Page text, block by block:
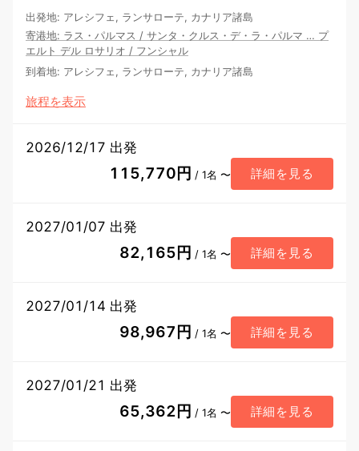
出発地: アレシフェ, ランサローテ, カナリア諸島
寄港地: ラス・パルマス / サンタ・クルス・デ・ラ・パルマ … プ
エルト デル ロサリオ / フンシャル
到着地: アレシフェ, ランサローテ, カナリア諸島
旅程を表示
2026/12/17 出発
115,770円 / 1名 〜 詳細を見る
2027/01/07 出発
82,165円 / 1名 〜 詳細を見る
2027/01/14 出発
98,967円 / 1名 〜 詳細を見る
2027/01/21 出発
65,362円 / 1名 〜 詳細を見る